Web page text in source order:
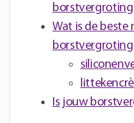
Wat is de beste
Is jouw